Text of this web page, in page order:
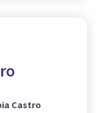
Castro